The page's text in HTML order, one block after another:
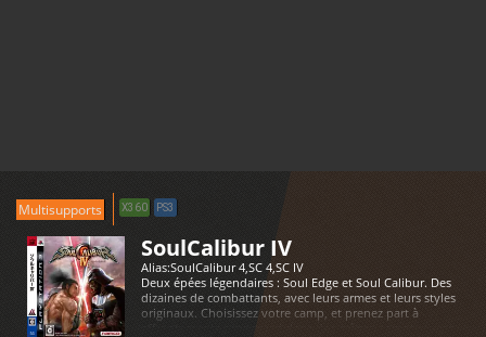
Multisupports X360 PS3
SoulCalibur IV
Alias:SoulCalibur 4,SC 4,SC IV
Deux épées légendaires : Soul Edge et Soul Calibur. Des
dizaines de combattants, avec leurs armes et leurs styles
originaux. Choisissez votre camp, et prenez part à
affrontements sans merci dans des arènes somptueuses.